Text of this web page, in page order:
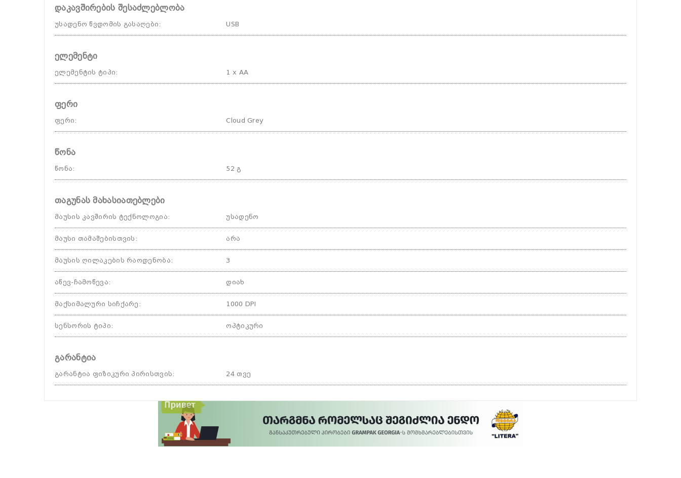
დაკავშირების შესაძლებლობა
უსადენო წვდომის გასაღები: USB
ელემენტი
ელემენტის ტიპი: 1 x AA
ფერი
ფერი: Cloud Grey
წონა
წონა: 52 გ
თაგუნას მახასიათებლები
მაუსის კავშირის ტექნოლოგია: უსადენო
მაუსი თამაშებისთვის : არა
მაუსის ღილაკების რაოდენობა: 3
აწევ-ჩამოწევა: დიახ
მაქსიმალური სიჩქარე : 1000 DPI
სენსორის ტიპი: ოპტიკური
გარანტია
გარანტია ფიზიკური პირისთვის: 24 თვე